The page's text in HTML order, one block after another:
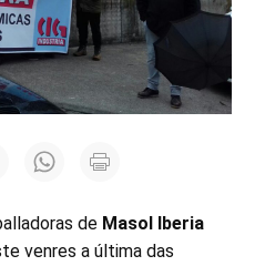
de Masol Iberia
venres a última das